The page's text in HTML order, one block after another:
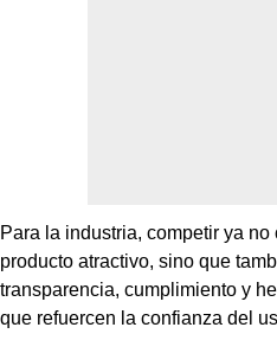
Para la industria, competir ya
producto atractivo, sino que
transparencia, cumplimiento y
que refuercen la confianza del